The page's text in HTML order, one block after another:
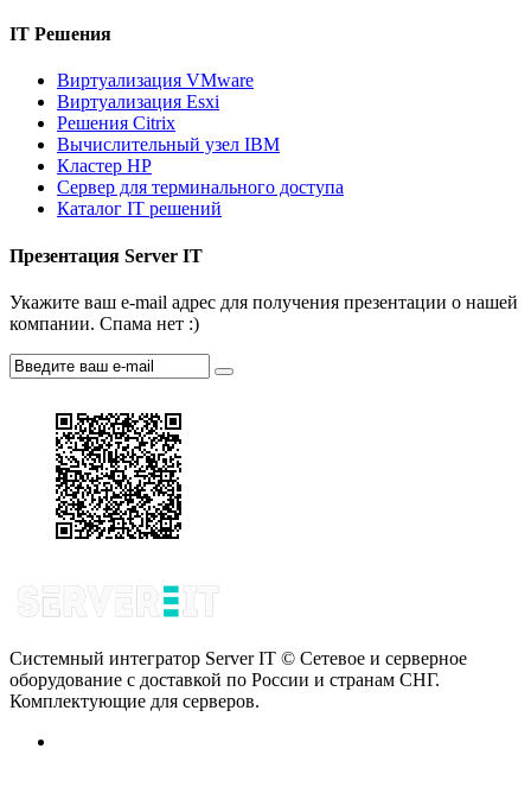
IT Решения
Виртуализация VMware
Виртуализация Esxi
Решения Citrix
Вычислительный узел IBM
Кластер HP
Сервер для терминального доступа
Каталог IT решений
Презентация Server IT
Укажите ваш e-mail адрес для получения презентации о нашей
компании. Спама нет :)
Системный интегратор Server IT © Сетевое и серверное
оборудование с доставкой по России и странам СНГ.
Комплектующие для серверов.